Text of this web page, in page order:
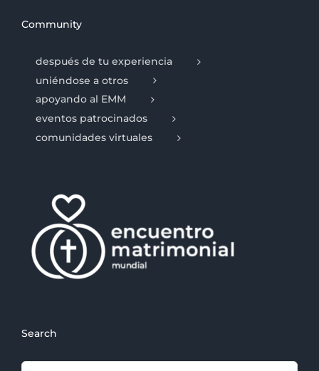
Community
después de tu experiencia
uniéndose a otros
apoyando al EMM
eventos patrocinados
comunidades virtuales
Search